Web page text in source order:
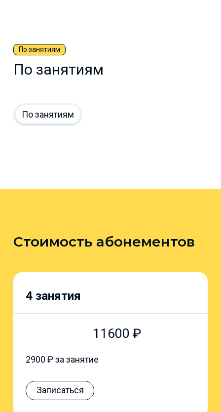
По занятиям
По занятиям
По занятиям
Стоимость абонементов
4 занятия
11600 ₽
2900 ₽ за занятие
Записаться